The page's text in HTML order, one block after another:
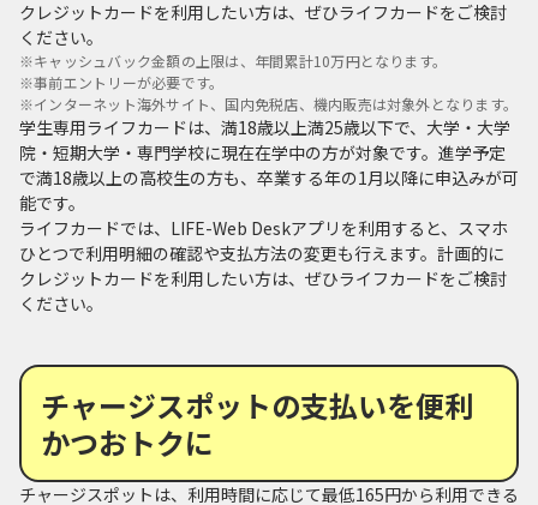
クレジットカードを利用したい方は、ぜひライフカードをご検討
ください。
※キャッシュバック金額の上限は、年間累計10万円となります。
※事前エントリーが必要です。
※インターネット海外サイト、国内免税店、機内販売は対象外となります。
学生専用ライフカードは、満18歳以上満25歳以下で、大学・大学
院・短期大学・専門学校に現在在学中の方が対象です。進学予定
で満18歳以上の高校生の方も、卒業する年の1月以降に申込みが可
能です。
ライフカードでは、LIFE-Web Deskアプリを利用すると、スマホ
ひとつで利用明細の確認や支払方法の変更も行えます。計画的に
クレジットカードを利用したい方は、ぜひライフカードをご検討
ください。
チャージスポットの支払いを便利
かつおトクに
チャージスポットは、利用時間に応じて最低165円から利用できる